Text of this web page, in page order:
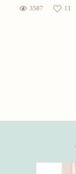
3587 11